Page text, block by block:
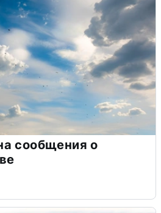
сообщения о